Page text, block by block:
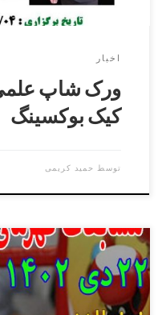
اخبار
ورک شاپ
کیک بوکسینگ
توسط حمید کریمی